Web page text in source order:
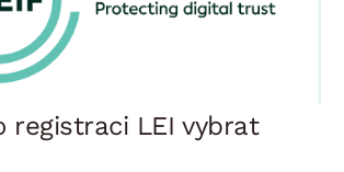
registraci LEI vybrat